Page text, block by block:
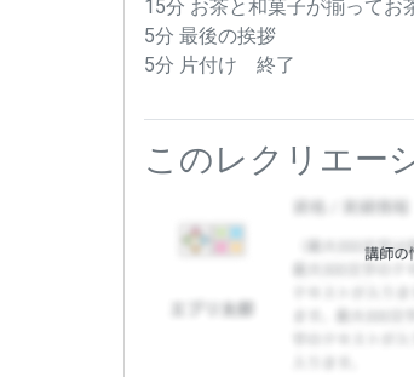
15分 お茶と和菓子が揃ってお
5分 最後の挨拶
5分 片付け 終了
このレクリエー